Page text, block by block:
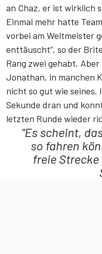
an Chaz, er ist wirklich
Einmal mehr hatte
vorbei am Weltmeister
enttäuscht“, so der
Rang zwei gehabt.
Jonathan, in manchen
nicht so gut wie seines.
Sekunde dran und
letzten Runde wieder
"Es scheint,
so fahren
freie Strecke